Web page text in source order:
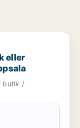
för uthyrning i
eller
butik /